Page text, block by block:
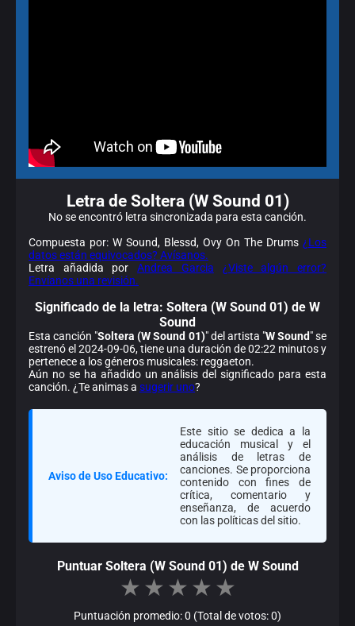
Letra de Soltera (W Sound 01)
No se encontró letra sincronizada para esta canción.
Compuesta por: W Sound, Blessd, Ovy On The Drums ¿Los
datos están equivocados? Avísanos.
Letra añadida porAndrea Garcia
¿Viste algún error?
Envíanos una revisión.
Significado de la letra: Soltera (W Sound 01) de W
Sound
Esta canción "Soltera (W Sound 01)" del artista "W Sound" se
estrenó el 2024-09-06, tiene una duración de 02:22 minutos y
pertenece a los géneros musicales: reggaeton.
Aún no se ha añadido un análisis del significado para esta
canción. ¿Te animas a sugerir uno?
Aviso de Uso Educativo:
Este sitio se dedica a la
educación musical y el
análisis de letras de
canciones. Se proporciona
contenido con fines de
crítica, comentario y
enseñanza, de acuerdo
con las políticas del sitio.
Puntuar Soltera (W Sound 01) de W Sound
★ ★ ★ ★ ★
Puntuación promedio: 0 (Total de votos: 0)